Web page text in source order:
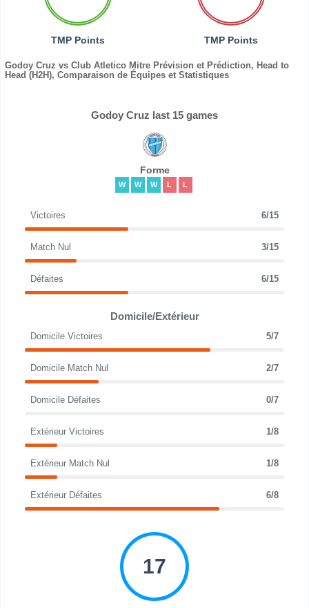
TMP Points TMP Points
Godoy Cruz vs Club Atletico Mitre Prévision et Prédiction, Head to
Head (H2H), Comparaison de Équipes et Statistiques
Godoy Cruz last 15 games
Forme
W W W L L
Victoires 6/15
Match Nul 3/15
Défaites 6/15
Domicile/Extérieur
Domicile Victoires 5/7
Domicile Match Nul 2/7
Domicile Défaites 0/7
Extérieur Victoires 1/8
Extérieur Match Nul 1/8
Extérieur Défaites 6/8
17